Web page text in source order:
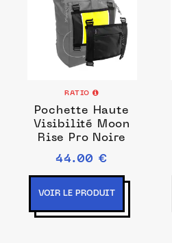
RATIO
Pochette Haute
Visibilité Moon
Rise Pro Noire
44.00 €
VOIR LE PRODUIT